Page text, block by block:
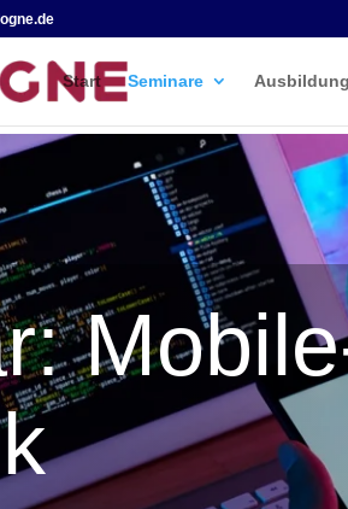
Start Seminare Ausbildung